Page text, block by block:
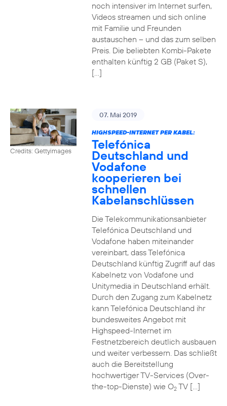
noch intensiver im Internet surfen,
Videos streamen und sich online
mit Familie und Freunden
austauschen – und das zum selben
Preis. Die beliebten Kombi-Pakete
enthalten künftig 2 GB (Paket S),
[…]
Credits: Gettyimages
07. Mai 2019
HIGHSPEED-INTERNET PER KABEL:
Telefónica
Deutschland und
Vodafone
kooperieren bei
schnellen
Kabelanschlüssen
Die Telekommunikationsanbieter
Telefónica Deutschland und
Vodafone haben miteinander
vereinbart, dass Telefónica
Deutschland künftig Zugriff auf das
Kabelnetz von Vodafone und
Unitymedia in Deutschland erhält.
Durch den Zugang zum Kabelnetz
kann Telefónica Deutschland ihr
bundesweites Angebot mit
Highspeed-Internet im
Festnetzbereich deutlich ausbauen
und weiter verbessern. Das schließt
auch die Bereitstellung
hochwertiger TV-Services (Over-
the-top-Dienste) wie O2TV […]